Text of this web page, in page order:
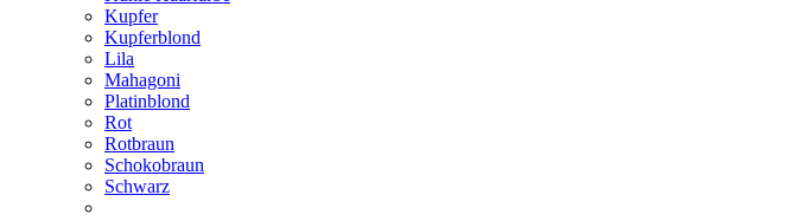
Kupfer
Kupferblond
Lila
Mahagoni
Platinblond
Rot
Rotbraun
Schokobraun
Schwarz